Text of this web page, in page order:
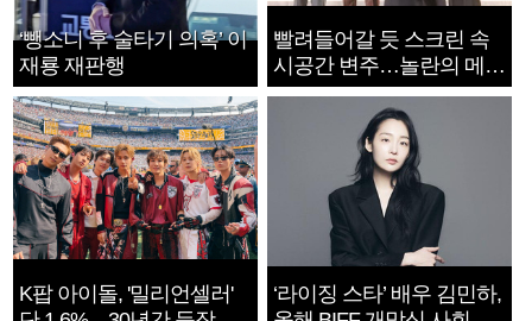
‘뺑소니 후 술타기 의혹’ 이
재룡 재판행
빨려들어갈 듯 스크린 속
시공간 변주…놀란의 메시
지는 ‘전쟁 속죄’
K팝 아이돌, '밀리언셀러'
‘라이징 스타’ 배우 김민하,